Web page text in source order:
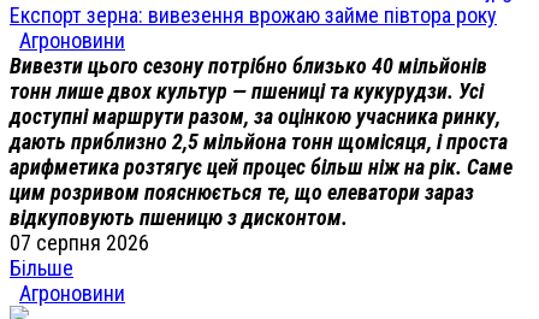
Експорт зерна: вивезення врожаю займе півтора року
Агроновини
Вивезти цього сезону потрібно близько 40 мільйонів
тонн лише двох культур — пшениці та кукурудзи. Усі
доступні маршрути разом, за оцінкою учасника ринку,
дають приблизно 2,5 мільйона тонн щомісяця, і проста
арифметика розтягує цей процес більш ніж на рік. Саме
цим розривом пояснюється те, що елеватори зараз
відкуповують пшеницю з дисконтом.
07 серпня 2026
Більше
Агроновини